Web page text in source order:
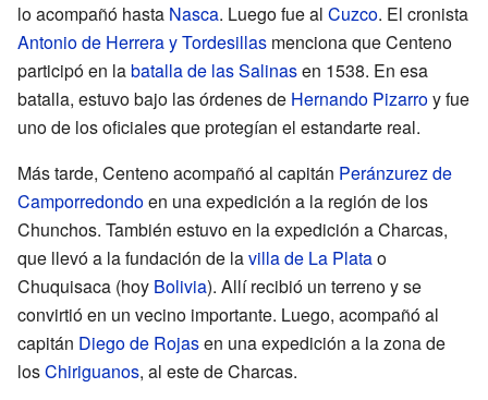
lo acompañó hasta Nasca. Luego fue al Cuzco. El cronista
Antonio de Herrera y Tordesillas menciona que Centeno
participó en labatalla de las Salinasen 1538. En esa
batalla, estuvo bajo las órdenes de Hernando Pizarroy fue
uno de los oficiales que protegían el estandarte real.
Más tarde, Centeno acompañó al capitán Peránzurez de
Camporredondoen una expedición a la región de los
Chunchos. También estuvo en la expedición a Charcas,
que llevó a la fundación de lavilla de La Platao
Chuquisaca (hoy Bolivia). Allí recibió un terreno y se
convirtió en un vecino importante. Luego, acompañó al
capitán Diego de Rojasen una expedición a la zona de
losChiriguanos, al este de Charcas.